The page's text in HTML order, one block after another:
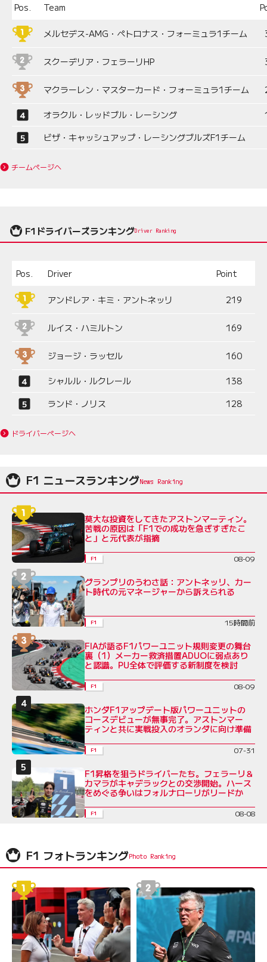
Pos. Team
メルセデス-AMG・ペトロナス・フォーミュラ1チーム
スクーデリア・フェラーリHP
マクラーレン・マスターカード・フォーミュラ1チーム
オラクル・レッドブル・レーシング
ビザ・キャッシュアップ・レーシングブルズF1チーム
チームページへ
F1ドライバーズランキングDriver Ranking
Pos. Driver Point
アンドレア・キミ・アントネッリ 219
ルイス・ハミルトン 169
ジョージ・ラッセル 160
シャルル・ルクレール
138
ランド・ノリス
128
ドライバーページへ
F1 ニュースランキング
莫大な投資をしてきたアストンマーティン。
苦戦の原因は「F1での成功を急ぎすぎたこ
と」と元代表が指摘
F1 08-09
グランプリのうわさ話：アントネッリ、カー
ト時代の元マネージャーから訴えられる
F1 15時間前
FIAが語るF1パワーユニット規則変更の舞台
裏（1）メーカー救済措置ADUOに弱点あり
と認識。PU全体で評価する新制度を検討
F1 08-09
ホンダF1アップデート版パワーユニットの
コースデビューが無事完了。アストンマー
ティンと共に実戦投入のオランダに向け準備
F1 07-31
F1昇格を狙うドライバーたち。フェラーリ＆
カマラがキャデラックとの交渉開始。ハース
をめぐる争いはフォルナローリがリードか
F1 08-08
F1 フォトランキング